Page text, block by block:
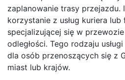
zaplanowanie trasy przejazdu.
korzystanie z usług kuriera
specjalizującej się w
odległości. Tego rodzaju
dla osób przenoszących się z
miast lub krajów.